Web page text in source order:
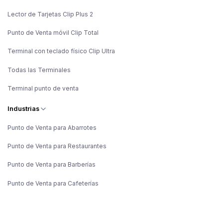
Lector de Tarjetas Clip Plus 2
Punto de Venta móvil Clip Total
Terminal con teclado físico Clip Ultra
Todas las Terminales
Terminal punto de venta
Industrias
Punto de Venta para Abarrotes
Punto de Venta para Restaurantes
Punto de Venta para Barberías
Punto de Venta para Cafeterías